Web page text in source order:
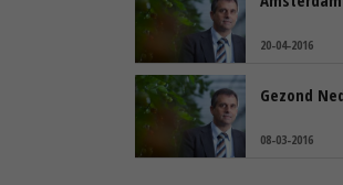
20-04-2016
Gezond
08-03-2016